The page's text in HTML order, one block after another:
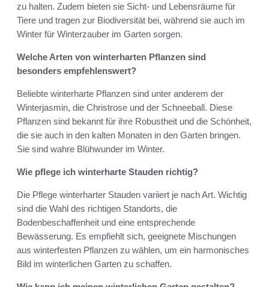
zu halten. Zudem bieten sie Sicht- und Lebensräume für
Tiere und tragen zur Biodiversität bei, während sie auch im
Winter für Winterzauber im Garten sorgen.
Welche Arten von winterharten Pflanzen sind
besonders empfehlenswert?
Beliebte winterharte Pflanzen sind unter anderem der
Winterjasmin, die Christrose und der Schneeball. Diese
Pflanzen sind bekannt für ihre Robustheit und die Schönheit,
die sie auch in den kalten Monaten in den Garten bringen.
Sie sind wahre Blühwunder im Winter.
Wie pflege ich winterharte Stauden richtig?
Die Pflege winterharter Stauden variiert je nach Art. Wichtig
sind die Wahl des richtigen Standorts, die
Bodenbeschaffenheit und eine entsprechende
Bewässerung. Es empfiehlt sich, geeignete Mischungen
aus winterfesten Pflanzen zu wählen, um ein harmonisches
Bild im winterlichen Garten zu schaffen.